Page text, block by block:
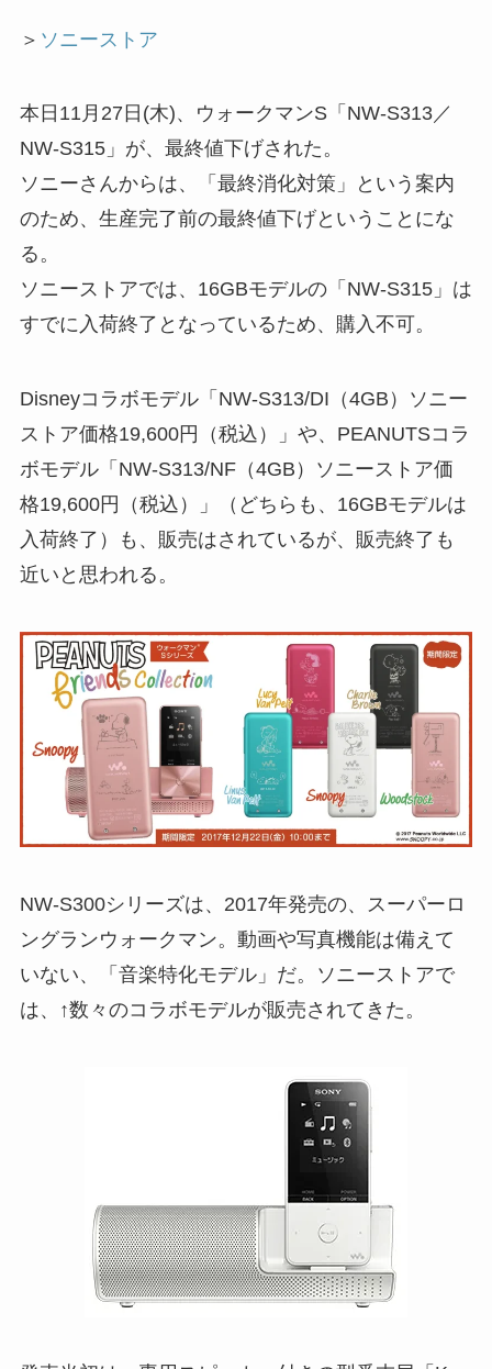
＞ ソニーストア
本日11月27日(木)、ウォークマンS「NW-S313／
NW-S315」が、最終値下げされた。
ソニーさんからは、「最終消化対策」という案内
のため、生産完了前の最終値下げということにな
る。
ソニーストアでは、16GBモデルの「NW-S315」は
すでに入荷終了となっているため、購入不可。
Disneyコラボモデル「NW-S313/DI（4GB）ソニー
ストア価格19,600円（税込）」や、PEANUTSコラ
ボモデル「NW-S313/NF（4GB）ソニーストア価
格19,600円（税込）」（どちらも、16GBモデルは
入荷終了）も、販売はされているが、販売終了も
近いと思われる。
NW-S300シリーズは、2017年発売の、スーパーロ
ングランウォークマン。動画や写真機能は備えて
いない、「音楽特化モデル」だ。ソニーストアで
は、↑数々のコラボモデルが販売されてきた。